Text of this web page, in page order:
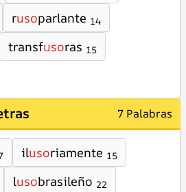
rusoparlante 14
transfusoras 15
7 Palabras
ilusoriamente 15
lusobrasileño 22